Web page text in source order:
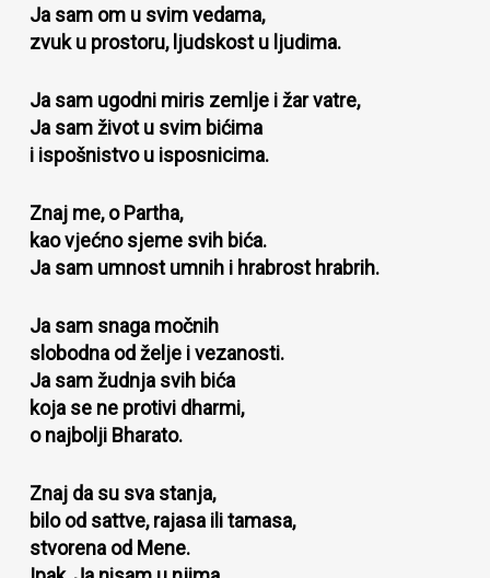
Ja sam om u svim vedama,
zvuk u prostoru, ljudskost u ljudima.
Ja sam ugodni miris zemlje i žar vatre,
Ja sam život u svim bićima
i ispošnistvo u isposnicima.
Znaj me, o Partha,
kao vjećno sjeme svih bića.
Ja sam umnost umnih i hrabrost hrabrih.
Ja sam snaga močnih
slobodna od želje i vezanosti.
Ja sam žudnja svih bića
koja se ne protivi dharmi,
o najbolji Bharato.
Znaj da su sva stanja,
bilo od sattve, rajasa ili tamasa,
stvorena od Mene.